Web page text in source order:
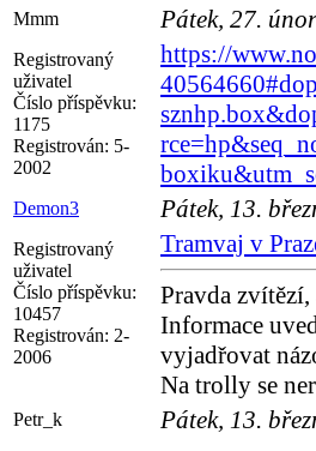
Mmm Pátek, 27.
Registrovaný
uživatel
Číslo příspěvku:
1175
Registrován: 5-
2002
https://
Demon3 Pátek, 13.
Registrovaný
uživatel
Číslo příspěvku:
10457
Registrován: 2-
2006
Tramvaj v
Pravda
Informace
vyjadřovat
Na trolly se
Petr_k Pátek, 13.